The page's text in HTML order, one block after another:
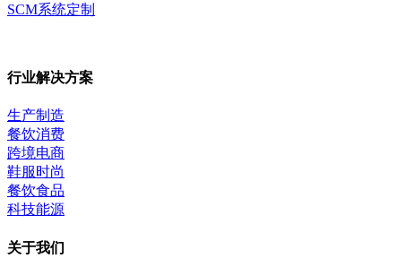
SCM系统定制
行业解决方案
生产制造
餐饮消费
跨境电商
鞋服时尚
餐饮食品
科技能源
关于我们